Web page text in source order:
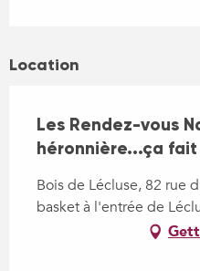
Location
Les Rendez-vous
héronnière...ça
Bois de Lécluse, 82 rue
basket à l'entrée de